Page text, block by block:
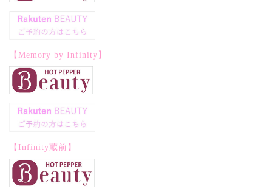
【Memory by Infinity】
【Infinity蔵前】